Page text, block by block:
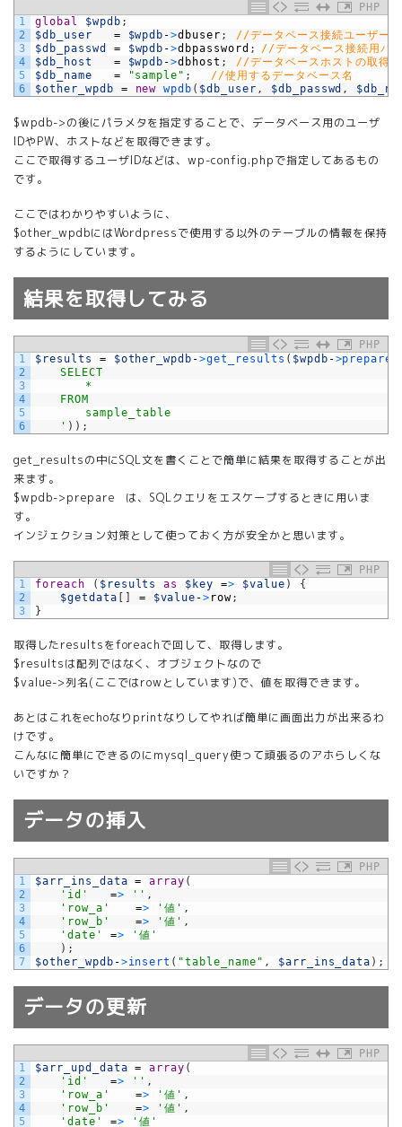
PHP
1
2
3
4
5
6
global $wpdb ;
$db_user
= $wpdb ->dbuser ;
//データベース接続ユーザー
$db_passwd
= $wpdb ->dbpassword ;
//データベース接続用パ
$db_host
= $wpdb ->dbhost ;
//データベースホストの取得
$db_name
= "sample" ;
//使用するデータベース名
$other_wpdb
= new wpdb ( $db_user , $db_passwd ,
$wpdb->の後にパラメタを指定することで、データベース用のユーザ
IDやPW、ホストなどを取得できます。
ここで取得するユーザIDなどは、wp-config.phpで指定してあるもの
です。
ここではわかりやすいように、
$other_wpdbにはWordpressで使用する以外のテーブルの情報を保持
するようにしています。
結果を取得してみる
PHP
1
2
3
4
5
6
$results = $other_wpdb ->get_results ( $wpdb ->prepare
	SELECT
		*
	FROM
		sample_table
	'
) ) ;
get_resultsの中にSQL文を書くことで簡単に結果を取得することが出
来ます。
$wpdb->prepare は、SQLクエリをエスケープするときに用いま
す。
インジェクション対策として使っておく方が安全かと思います。
PHP
1
2
3
foreach ( $results as $key => $value )
{
$getdata
= $value -> row;
}
取得したresultsをforeachで回して、取得します。
$resultsは配列ではなく、オブジェクトなので
$value->列名(ここではrowとしています)で、値を取得できます。
あとはこれをechoなりprintなりしてやれば簡単に画面出力が出来るわ
けです。
こんなに簡単にできるのにmysql_query使って頑張るのアホらしくな
いですか？
データの挿入
PHP
1
2
3
4
5
6
7
$arr_ins_data = array (
'id'
=> '' ,
'row_a'
=> '値' ,
'row_b'
=> '値' ,
'date'
=>
'値'
) ;
$other_wpdb ->insert ( "table_name" , $arr_ins_data ) ;
データの更新
PHP
1
2
3
4
5
$arr_upd_data = array (
'id'
=> '' ,
'row_a'
=> '値' ,
'row_b'
=> '値' ,
'date'
=> '値'